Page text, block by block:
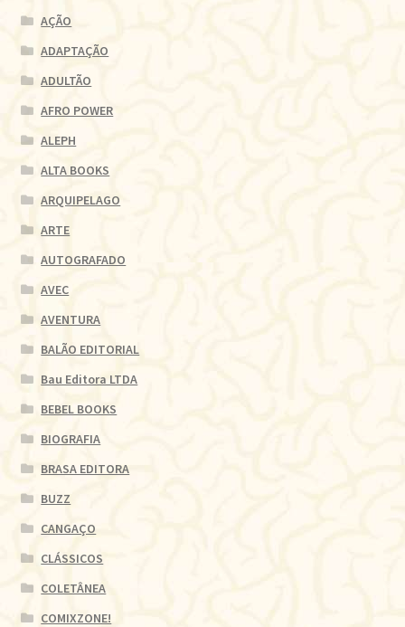
AÇÃO
ADAPTAÇÃO
ADULTÃO
AFRO POWER
ALEPH
ALTA BOOKS
ARQUIPELAGO
ARTE
AUTOGRAFADO
AVEC
AVENTURA
BALÃO EDITORIAL
Bau Editora LTDA
BEBEL BOOKS
BIOGRAFIA
BRASA EDITORA
BUZZ
CANGAÇO
CLÁSSICOS
COLETÂNEA
COMIXZONE!